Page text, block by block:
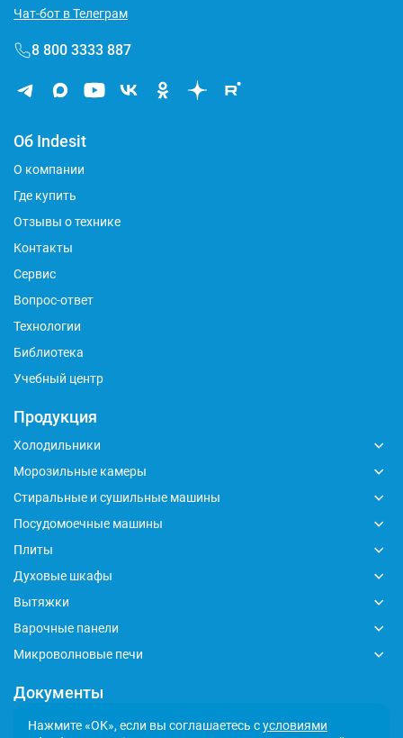
Чат-бот в Телеграм
8 800 3333 887
Об Indesit
О компании
Где купить
Отзывы о технике
Контакты
Сервис
Вопрос-ответ
Технологии
Библиотека
Учебный центр
Продукция
Холодильники
Морозильные камеры
Стиральные и сушильные машины
Посудомоечные машины
Плиты
Духовые шкафы
Вытяжки
Варочные панели
Микроволновые печи
Документы
Глобальный кодекс делового поведения
Нажмите «ОК», если вы соглашаетесь сусловиями